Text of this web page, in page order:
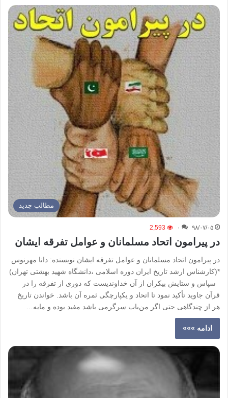
مطالب جدید
۹۸/۰۷/۰۵ ۰ 2,593
در پیرامون اتحاد مسلمانان و عوامل تفرقه ایشان
در پیرامون اتحاد مسلمانان و عوامل تفرقه ایشان نویسنده: دانا مهرنوس
*(کارشناس ارشد تاریخ ایران دوره اسلامی ،دانشگاه شهید بهشتی تهران)
سپاس و ستایش بیکران از آن خداوندیست که دوری از تفرقه را در
قرآن جاوید تأکید نمود تا اتحاد و یکپارچگی ثمره آن باشد. خواندن تاریخ
هر از چندگاهی حتی اگر من‌باب سرگرمی باشد مفید بوده و مایه…
ادامه »»»